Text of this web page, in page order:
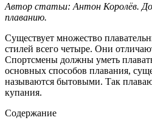
Автор статьи: Антон Королёв.
плаванию.
Существует множество
стилей всего четыре. Они
Спортсмены должны уметь
основных способов плавания,
называются бытовыми. Так
купания.
Содержание